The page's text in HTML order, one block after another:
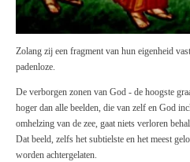
Zolang zij een fragment van hun eigenheid
padenloze.
De verborgen zonen van God - de hoogste
hoger dan alle beelden, die van zelf en God
omhelzing van de zee, gaat niets verloren
Dat beeld, zelfs het subtielste en het meest
worden achtergelaten.